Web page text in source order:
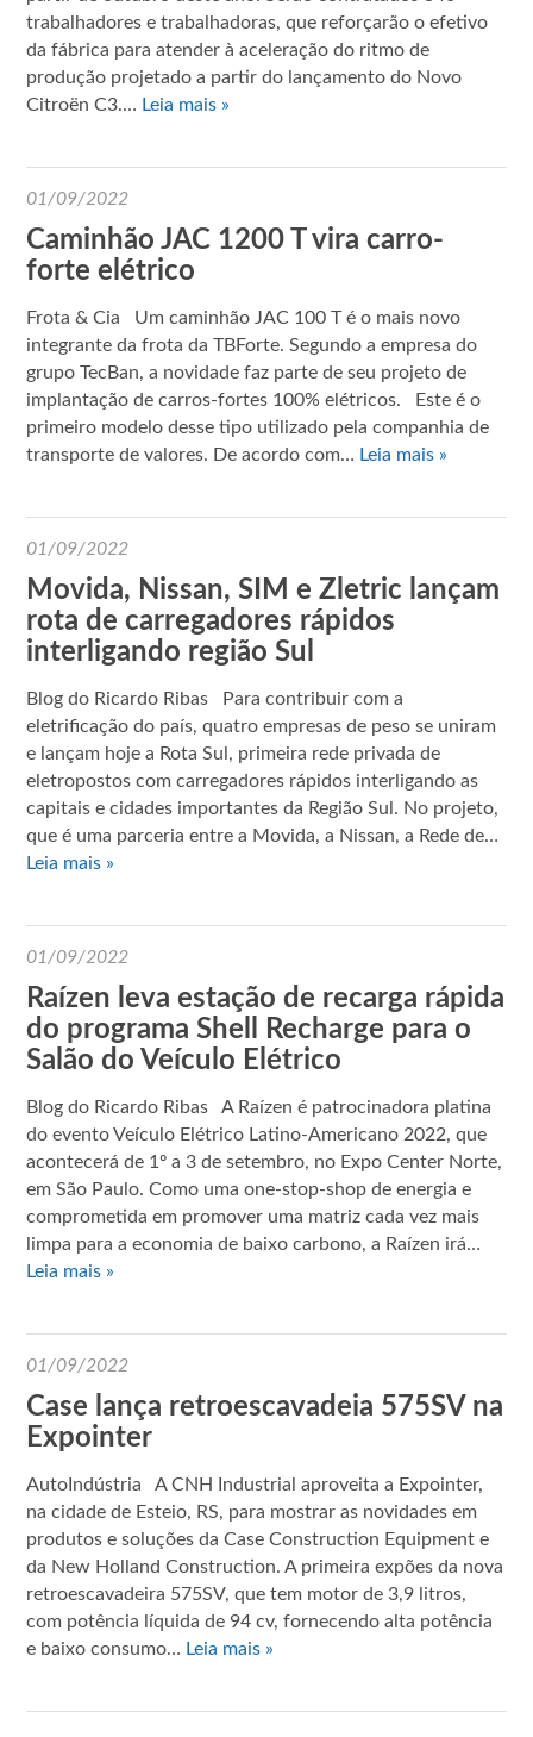
trabalhadores e trabalhadoras, que reforçarão o efetivo
da fábrica para atender à aceleração do ritmo de
produção projetado a partir do lançamento do Novo
Citroën C3.… Leia mais »
01/09/2022
Caminhão JAC 1200 T vira carro-
forte elétrico
Frota & Cia Um caminhão JAC 100 T é o mais novo
integrante da frota da TBForte. Segundo a empresa do
grupo TecBan, a novidade faz parte de seu projeto de
implantação de carros-fortes 100% elétricos. Este é o
primeiro modelo desse tipo utilizado pela companhia de
transporte de valores. De acordo com… Leia mais »
01/09/2022
Movida, Nissan, SIM e Zletric lançam
rota de carregadores rápidos
interligando região Sul
Blog do Ricardo Ribas Para contribuir com a
eletrificação do país, quatro empresas de peso se uniram
e lançam hoje a Rota Sul, primeira rede privada de
eletropostos com carregadores rápidos interligando as
capitais e cidades importantes da Região Sul. No projeto,
que é uma parceria entre a Movida, a Nissan, a Rede de…
Leia mais »
01/09/2022
Raízen leva estação de recarga rápida
do programa Shell Recharge para o
Salão do Veículo Elétrico
Blog do Ricardo Ribas A Raízen é patrocinadora platina
do evento Veículo Elétrico Latino-Americano 2022, que
acontecerá de 1º a 3 de setembro, no Expo Center Norte,
em São Paulo. Como uma one-stop-shop de energia e
comprometida em promover uma matriz cada vez mais
limpa para a economia de baixo carbono, a Raízen irá…
Leia mais »
01/09/2022
Case lança retroescavadeia 575SV na
Expointer
AutoIndústria A CNH Industrial aproveita a Expointer,
na cidade de Esteio, RS, para mostrar as novidades em
produtos e soluções da Case Construction Equipment e
da New Holland Construction. A primeira expões da nova
retroescavadeira 575SV, que tem motor de 3,9 litros,
com potência líquida de 94 cv, fornecendo alta potência
e baixo consumo… Leia mais »